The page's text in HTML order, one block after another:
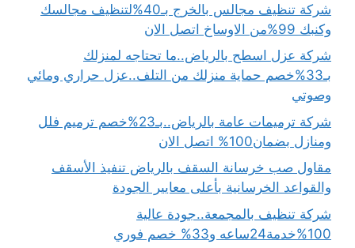
شركة تنظيف مجالس بالخرج بـ40%لتنظيف مجالسك
وكنبك 99%من الاوساخ اتصل الان
شركة عزل اسطح بالرياض..ما تحتاجه لمنزلك
بـ33%خصم حماية منزلك من التلف..عزل حراري ومائي
وصوتي
شركة ترميمات عامة بالرياض..بـ23%خصم ترميم فلل
ومنازل بضمان100% اتصل الان
مقاول صب خرسانة السقف بالرياض تنفيذ الأسقف
والقواعد الخرسانية بأعلى معايير الجودة
شركة تنظيف بالمجمعة..جودة عالية
100%خدمة24ساعه و33% خصم فوري